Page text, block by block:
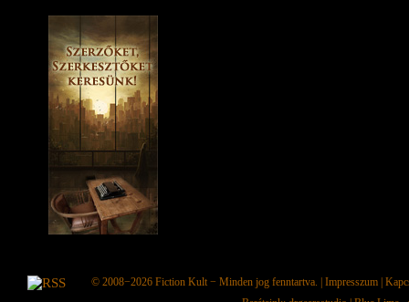
© 2008−2026 Fiction Kult − Minden jog fenntartva. | Impresszum